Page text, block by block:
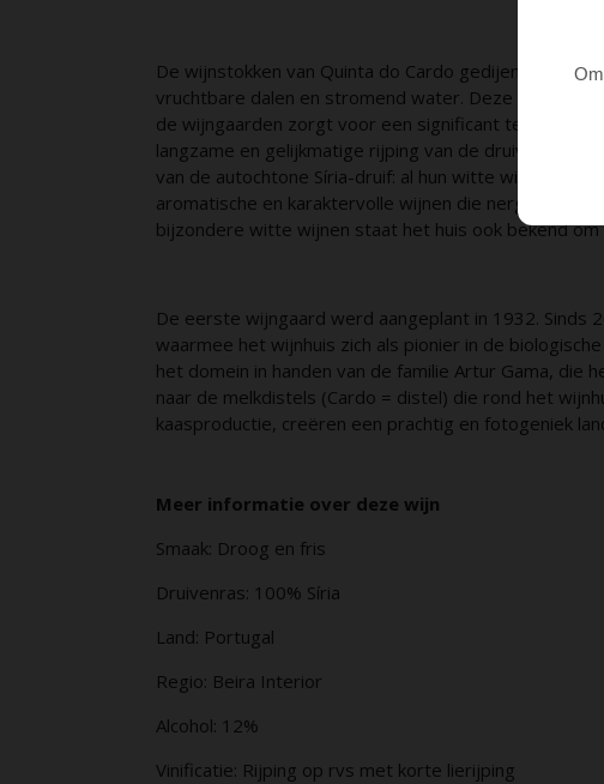
De wijnstokken van Quinta do Cardo gedijen op
vruchtbare dalen en stromend water. Deze
de wijngaarden zorgt voor een significant
langzame en gelijkmatige rijping van de druiven.
van de autochtone Síria-druif: al hun witte wijnen
aromatische en karaktervolle wijnen die nergens
bijzondere witte wijnen staat het huis ook bekend
De eerste wijngaard werd aangeplant in 1932. Sinds
waarmee het wijnhuis zich als pionier in de
het domein in handen van de familie Artur Gama,
naar de melkdistels (Cardo = distel) die rond het
kaasproductie, creëren een prachtig en fotogeniek
Meer informatie over deze wijn
Smaak: Droog en fris
Druivenras: 100% Síria
Land: Portugal
Regio: Beira Interior
Alcohol: 12%
Vinificatie: Rijping op rvs met korte lierijping